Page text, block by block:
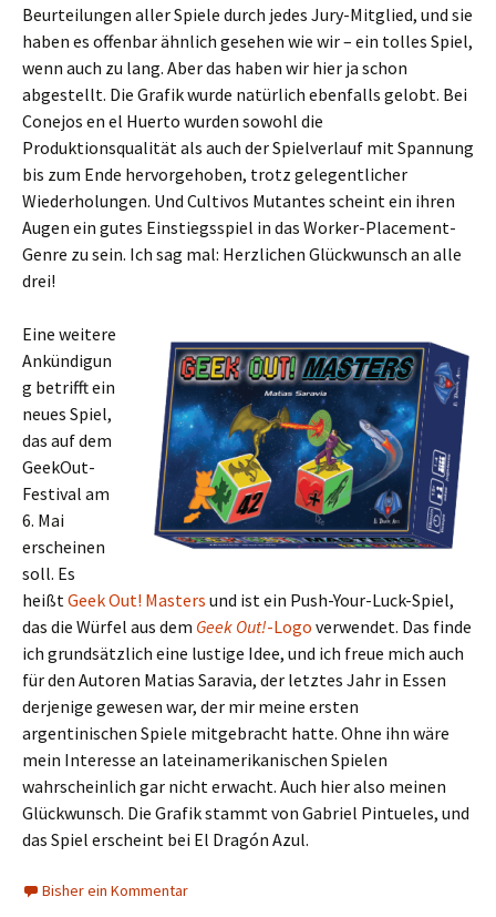
Beurteilungen aller Spiele durch jedes Jury-Mitglied, und sie
haben es offenbar ähnlich gesehen wie wir – ein tolles Spiel,
wenn auch zu lang. Aber das haben wir hier ja schon
abgestellt. Die Grafik wurde natürlich ebenfalls gelobt. Bei
Conejos en el Huerto wurden sowohl die
Produktionsqualität als auch der Spielverlauf mit Spannung
bis zum Ende hervorgehoben, trotz gelegentlicher
Wiederholungen. Und Cultivos Mutantes scheint ein ihren
Augen ein gutes Einstiegsspiel in das Worker-Placement-
Genre zu sein. Ich sag mal: Herzlichen Glückwunsch an alle
drei!
Eine weitere
Ankündigun
g betrifft ein
neues Spiel,
das auf dem
GeekOut-
Festival am
6. Mai
erscheinen
soll. Es
heißt Geek Out! Masters und ist ein Push-Your-Luck-Spiel,
das die Würfel aus dem Geek Out!-Logo verwendet. Das finde
ich grundsätzlich eine lustige Idee, und ich freue mich auch
für den Autoren Matias Saravia, der letztes Jahr in Essen
derjenige gewesen war, der mir meine ersten
argentinischen Spiele mitgebracht hatte. Ohne ihn wäre
mein Interesse an lateinamerikanischen Spielen
wahrscheinlich gar nicht erwacht. Auch hier also meinen
Glückwunsch. Die Grafik stammt von Gabriel Pintueles, und
das Spiel erscheint bei El Dragón Azul.
Bisher ein Kommentar